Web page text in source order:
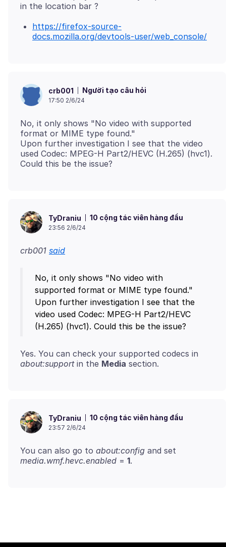
https://firefox-source-
docs.mozilla.org/devtools-user/web_console/
crb001 Người tạo câu hỏi
17:50 2/6/24
No, it only shows "No video with supported
format or MIME type found."
Upon further investigation I see that the video
used Codec: MPEG-H Part2/HEVC (H.265) (hvc1).
TyDraniu 10 cộng tác viên hàng đầu
23:56 2/6/24
crb001 said
No, it only shows "No video with
supported format or MIME type found."
Upon further investigation I see that the
video used Codec: MPEG-H Part2/HEVC
Yes. You can check your supported codecs in
about:supportin the Media
TyDraniu 10 cộng tác viên hàng đầu
23:57 2/6/24
You can also go to about:config and set
media.wmf.hevc.enabled = 1